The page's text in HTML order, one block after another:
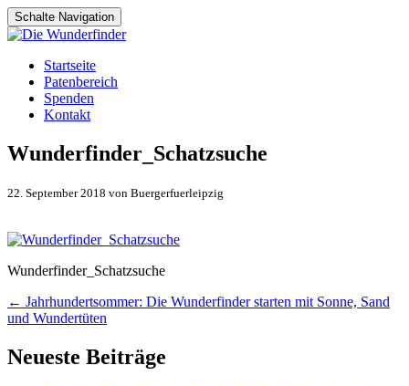
Schalte Navigation
Zum
Inhalt
springen
Startseite
Patenbereich
Spenden
Kontakt
Wunderfinder_Schatzsuche
22. September 2018 von Buergerfuerleipzig
Wunderfinder_Schatzsuche
Artikel-
Navigation
← Jahrhundertsommer: Die Wunderfinder starten mit Sonne, Sand
und Wundertüten
Neueste Beiträge